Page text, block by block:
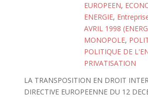
EUROPEEN,
ENERGIE,
AVRIL 1998
MONOPOLE,
POLITIQUE DE
PRIVATISATION
LA TRANSPOSITION EN DROIT
DIRECTIVE EUROPEENNE DU 12